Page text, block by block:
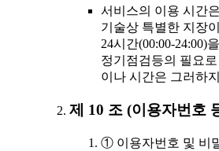
서비스의 이용 시간
기술상 특별한 지장
24시간(00:00-24:00)
정기점검등의 필요
이나 시간은 그러하
제 10 조 (이용자번호
① 이용자번호 및 비